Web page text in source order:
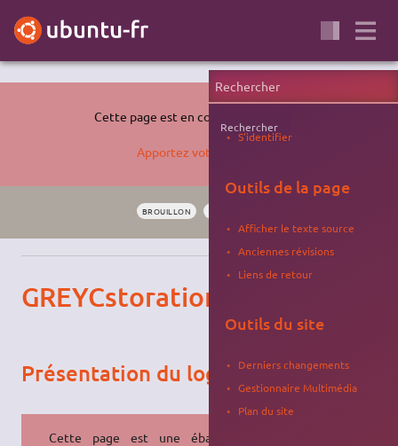
Cette page est en cours de rédaction.
Apportez votre aide…
BROUILLON
GREYCstoration
Présentation du logiciel
Cette page est une ébauche à
Rechercher
S'identifier
Outils de la page
Afficher le texte source
Anciennes révisions
Liens de retour
Outils du site
Derniers changements
Gestionnaire Multimédia
Plan du site